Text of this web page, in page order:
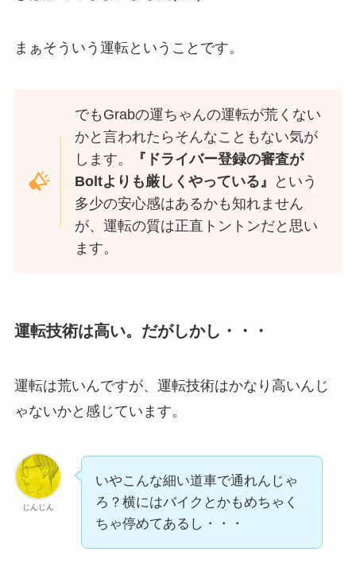
まぁそういう運転ということです。
でもGrabの運ちゃんの運転が荒くない
かと言われたらそんなこともない気が
します。
『ドライバー登録の審査が
Boltよりも厳しくやっている』
という
多少の安心感はあるかも知れません
が、運転の質は正直トントンだと思い
ます。
運転技術は高い。だがしかし・・・
運転は荒いんですが、運転技術はかなり高いんじ
ゃないかと感じています。
じんじん
いやこんな細い道車で通れんじゃ
ろ？横にはバイクとかもめちゃく
ちゃ停めてあるし・・・